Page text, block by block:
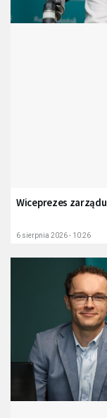
Wiceprezes
6 sierpnia 2026 - 10:26